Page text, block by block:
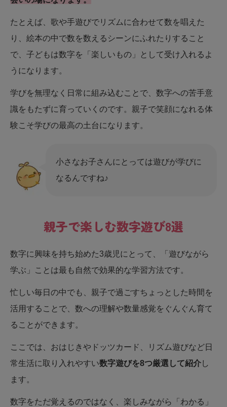
たとえば、歌や手遊びでリズムに合わせて数を唱えた
り、絵本の中で数を数えるシーンにふれたりすること
で、子どもは数字を「楽しいもの」として受け入れるよ
うになります。
学びを無理なく日常に組み込むことで、数字への苦手意
識をもたずに育っていくのです。親子で笑顔になれる体
験こそ学びの最高の土台になります。
小さなお子さんにとっては遊びが学びに
なるんですね♪
親子で楽しむ数字遊び8選
数字に興味を持ち始めた3歳児にとって、「遊びながら
学ぶ」ことは最も自然で効果的な学習方法です。
忙しい毎日の中でも、親子で過ごすちょっとした時間を
活用することで、数への理解や数量感覚をぐんぐん育て
ることができます。
ここでは、おはじきやドッツカード、リズム遊びなど日
常生活に取り入れやすい数字遊びを8つ厳選して紹介し
ます。
数字をただ覚えるのではなく、楽しみながら「わかる」